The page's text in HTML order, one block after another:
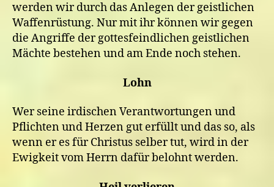
werden wir durch das Anlegen der geistlichen
Waffenrüstung. Nur mit ihr können wir gegen
die Angriffe der gottesfeindlichen geistlichen
Mächte bestehen und am Ende noch stehen.
Lohn
Wer seine irdischen Verantwortungen und
Pflichten und Herzen gut erfüllt und das so, als
wenn er es für Christus selber tut, wird in der
Ewigkeit vom Herrn dafür belohnt werden.